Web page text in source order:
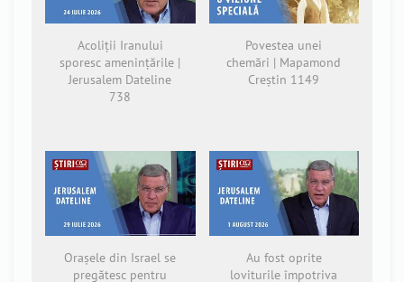
Acoliții Iranului
sporesc amenințările |
Jerusalem Dateline
738
Povestea unei
chemări | Mapamond
Creștin 1149
Orașele din Israel se
pregătesc pentru
Au fost oprite
loviturile împotriva